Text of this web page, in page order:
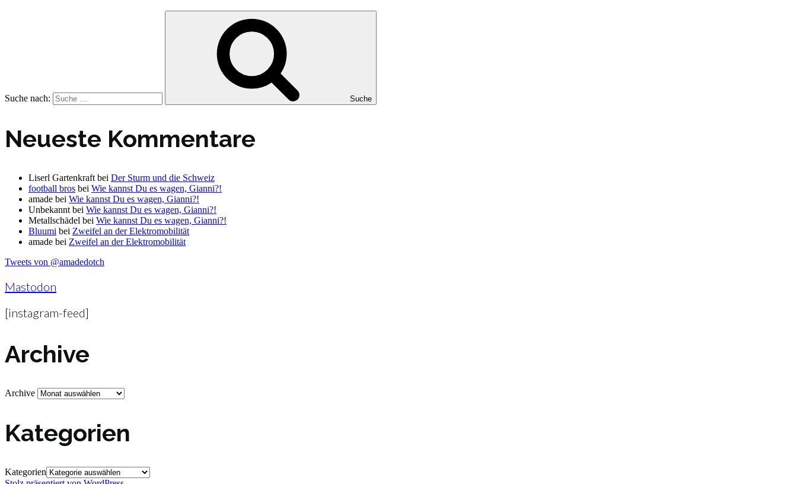
Suche nach: Suche
Neueste Kommentare
Liserl Gartenkraft bei Der Sturm und die Schweiz
football bros bei Wie kannst Du es wagen, Gianni?!
amade bei Wie kannst Du es wagen, Gianni?!
Unbekannt bei Wie kannst Du es wagen, Gianni?!
Metallschädel bei Wie kannst Du es wagen, Gianni?!
Bluumi bei Zweifel an der Elektromobilität
amade bei Zweifel an der Elektromobilität
Tweets von @amadedotch
Mastodon
[instagram-feed]
Archive
Archive
Kategorien
Kategorien